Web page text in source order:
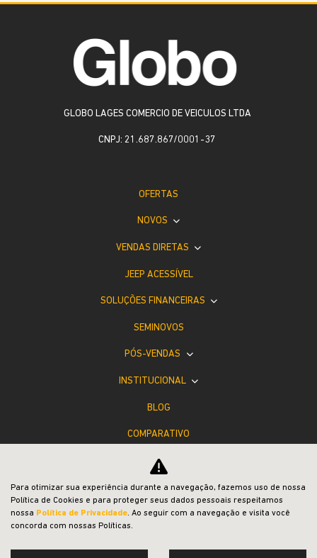
GLOBO LAGES COMERCIO DE VEICULOS LTDA
CNPJ: 21.687.867/0001-37
OFERTAS
NOVOS
VENDAS DIRETAS
JEEP ACESSÍVEL
SOLUÇÕES FINANCEIRAS
SEMINOVOS
PÓS-VENDAS
INSTITUCIONAL
BLOG
COMPARATIVO
Para otimizar sua experiência durante a navegação, fazemos uso de nossa
Política de Cookies e para proteger seus dados pessoais respeitamos
nossa Política de Privacidade. Ao seguir com a navegação e visita você
concorda com nossas Políticas.